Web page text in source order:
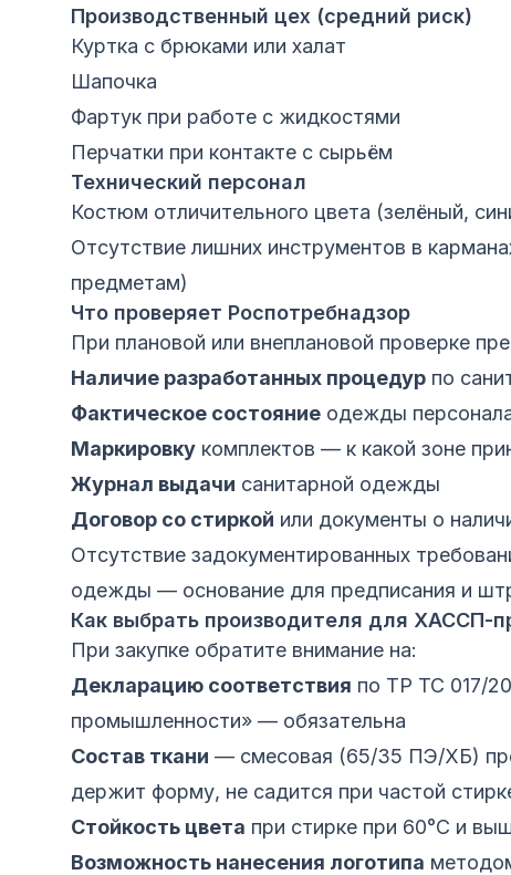
Производственный цех (средний риск)
Куртка с брюками или халат
Шапочка
Фартук при работе с жидкостями
Перчатки при контакте с сырьём
Технический персонал
Костюм отличительного цвета (зелёный,
Отсутствие лишних инструментов в
предметам)
Что проверяет Роспотребнадзор
При плановой или внеплановой проверке
Наличие разработанных процедур по
Фактическое состояние одежды
Маркировку комплектов — к какой зоне
Журнал выдачи санитарной одежды
Договор со стиркой или документы о
Отсутствие задокументированных
одежды — основание для предписания и
Как выбрать производителя для ХАССП-
При закупке обратите внимание на:
Декларацию соответствия по ТР ТС 017/
промышленности» — обязательна
Состав ткани — смесовая (65/35 ПЭ/ХБ)
держит форму, не садится при частой
Стойкость цвета при стирке при 60°C и
Возможность нанесения логотипа